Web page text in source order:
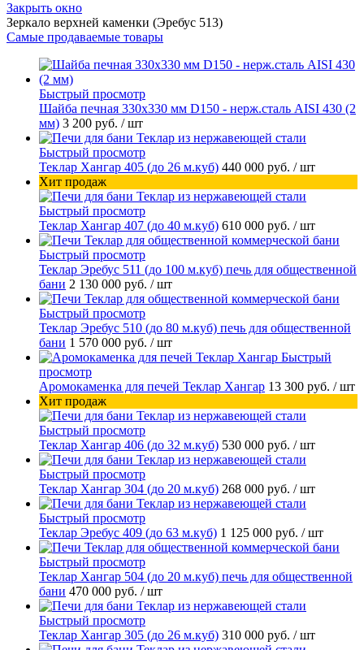
Закрыть окно
Зеркало верхней каменки (Эребус 513)
Самые продаваемые товары
Быстрый просмотр
Шайба печная 330х330 мм D150 - нерж.сталь AISI 430 (2
мм) 3 200 руб. / шт
Быстрый просмотр
Теклар Хангар 405 (до 26 м.куб) 440 000 руб. / шт
Хит продаж
Быстрый просмотр
Теклар Хангар 407 (до 40 м.куб) 610 000 руб. / шт
Быстрый просмотр
Теклар Эребус 511 (до 100 м.куб) печь для общественной
бани 2 130 000 руб. / шт
Быстрый просмотр
Теклар Эребус 510 (до 80 м.куб) печь для общественной
бани 1 570 000 руб. / шт
Быстрый
просмотр
Аромокаменка для печей Теклар Хангар 13 300 руб. / шт
Хит продаж
Быстрый просмотр
Теклар Хангар 406 (до 32 м.куб) 530 000 руб. / шт
Быстрый просмотр
Теклар Хангар 304 (до 20 м.куб) 268 000 руб. / шт
Быстрый просмотр
Теклар Эребус 409 (до 63 м.куб) 1 125 000 руб. / шт
Быстрый просмотр
Теклар Хангар 504 (до 20 м.куб) печь для общественной
бани 470 000 руб. / шт
Быстрый просмотр
Теклар Хангар 305 (до 26 м.куб) 310 000 руб. / шт